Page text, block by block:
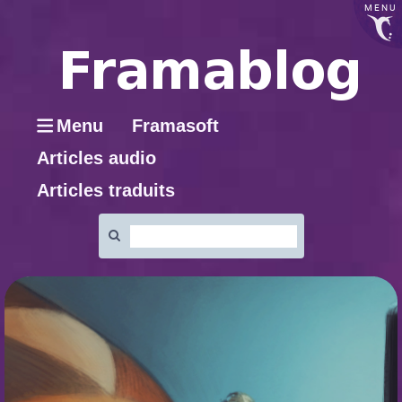
MENU
Menu
Framasoft
Articles audio
Articles traduits
: